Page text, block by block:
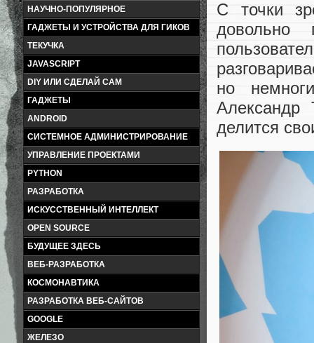
НАУЧНО-ПОПУЛЯРНОЕ
ГАДЖЕТЫ И УСТРОЙСТВА ДЛЯ ГИКОВ
ТЕКУЧКА
JAVASCRIPT
DIY ИЛИ СДЕЛАЙ САМ
ГАДЖЕТЫ
ANDROID
СИСТЕМНОЕ АДМИНИСТРИРОВАНИЕ
УПРАВЛЕНИЕ ПРОЕКТАМИ
PYTHON
РАЗРАБОТКА
ИСКУССТВЕННЫЙ ИНТЕЛЛЕКТ
OPEN SOURCE
БУДУЩЕЕ ЗДЕСЬ
ВЕБ-РАЗРАБОТКА
КОСМОНАВТИКА
РАЗРАБОТКА ВЕБ-САЙТОВ
GOOGLE
ЖЕЛЕЗО
С точки
довольно
но
Александр
делится